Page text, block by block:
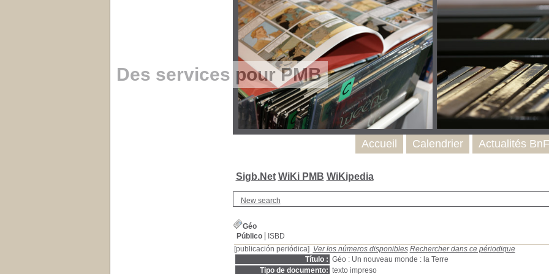
Des services pour PMB
Sigb.Net WiKi PMB WiKipedia
New search
Géo
Público
ISBD
[publicación periódica] Ver los números disponibles Rechercher dans ce périodique
Título : Géo : Un nouveau monde : la Terre
Tipo de documento: texto impreso
Accueil Calendrier Actualités BnF